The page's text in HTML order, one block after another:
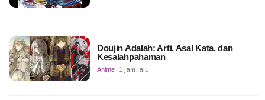
Doujin Adalah: Arti, Asal Kata, dan
Kesalahpahaman
Anime 1 jam lalu